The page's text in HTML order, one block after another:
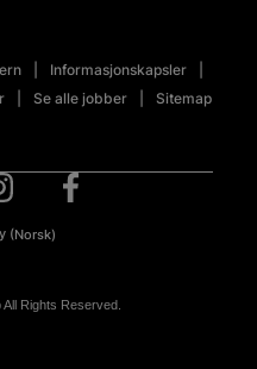
Informasjonskapsler
Se alle jobber Sitemap
Rights Reserved.
(Norsk)